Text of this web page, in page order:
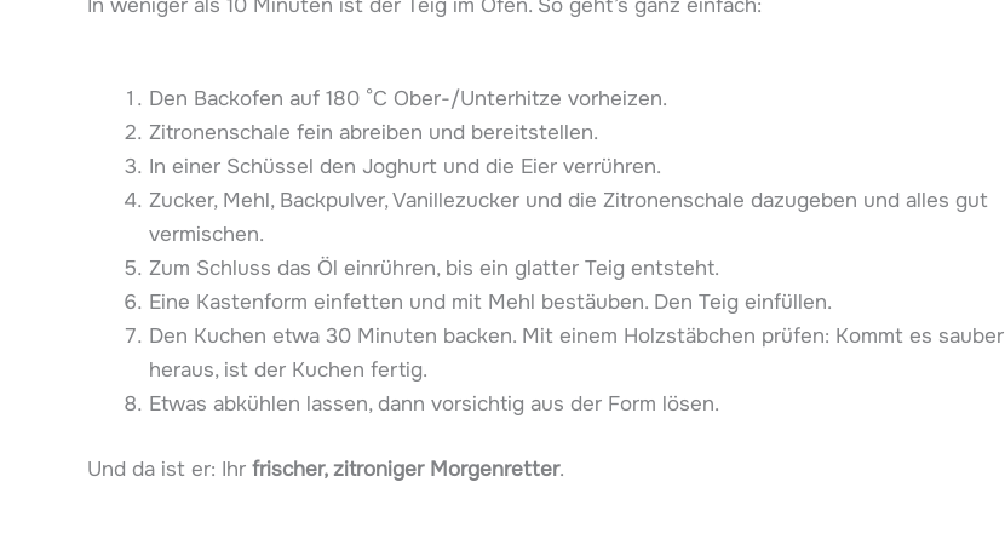
In weniger als 10 Minuten ist der Teig im Ofen. So geht’s ganz einfach:
Den Backofen auf 180 °C Ober-/Unterhitze vorheizen.
Zitronenschale fein abreiben und bereitstellen.
In einer Schüssel den Joghurt und die Eier verrühren.
Zucker, Mehl, Backpulver, Vanillezucker und die Zitronenschale dazugeben und alles gut
vermischen.
Zum Schluss das Öl einrühren, bis ein glatter Teig entsteht.
Eine Kastenform einfetten und mit Mehl bestäuben. Den Teig einfüllen.
Den Kuchen etwa 30 Minuten backen. Mit einem Holzstäbchen prüfen: Kommt es sauber
heraus, ist der Kuchen fertig.
Etwas abkühlen lassen, dann vorsichtig aus der Form lösen.
Und da ist er: Ihr frischer, zitroniger Morgenretter.